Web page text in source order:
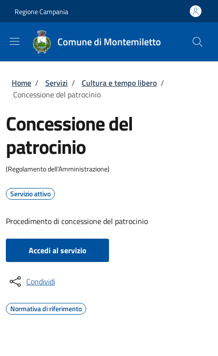
Regione Campania
Comune di Montemiletto
Briciole di pane
Home / Servizi / Cultura e tempo libero /
Concessione del patrocinio
Concessione del
patrocinio
(Regolamento dell'Amministrazione)
Servizio attivo
Procedimento di concessione del patrocinio
Accedi al servizio
Condividi
Normativa di riferimento